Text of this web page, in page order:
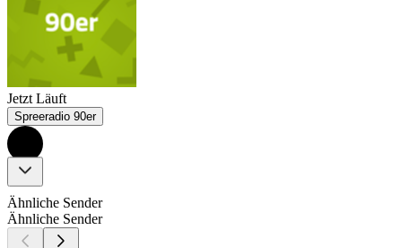
Jetzt Läuft
Spreeradio 90er
Ähnliche Sender
Ähnliche Sender